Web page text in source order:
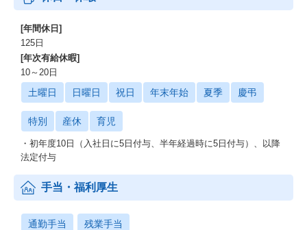
[年間休日]
125日
[年次有給休暇]
10～20日
土曜日 日曜日 祝日 年末年始 夏季 慶弔
特別 産休 育児
・初年度10日（入社日に5日付与、半年経過時に5日付与）、以降
法定付与
手当・福利厚生
通勤手当 残業手当